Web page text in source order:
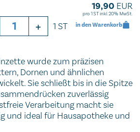
19,90 EUR
pro 1 ST inkl. 20% MwSt.
+ 1 ST in den Warenkorb
wurde zum präzisen
Dornen und ähnlichen
Sie schließt bis in die Spitze
zuverlässig
Verarbeitung macht sie
und ideal für Hausapotheke und